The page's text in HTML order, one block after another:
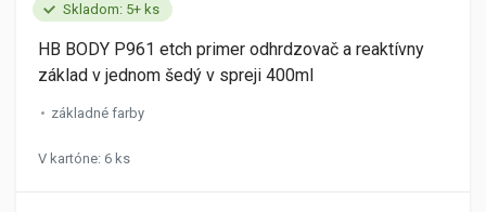
Skladom: 5+ ks
HB BODY P961 etch primer odhrdzovač a reaktívny
základ v jednom šedý v spreji 400ml
základné farby
V kartóne: 6 ks